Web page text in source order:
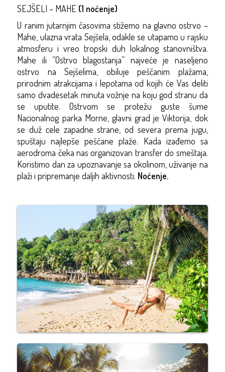
SEJŠELI – MAHE (1 noćenje)
U ranim jutarnjim časovima stižemo na glavno ostrvo –
Mahe, ulazna vrata Sejšela, odakle se utapamo u rajsku
atmosferu i vreo tropski duh lokalnog stanovništva.
Mahe ili ’’Ostrvo blagostanja’’ najveće je naseljeno
ostrvo na Sejšelima, obiluje peščanim plažama,
prirodnim atrakcijama i lepotama od kojih će Vas deliti
samo dvadesetak minuta vožnje na koju god stranu da
se uputite. Ostrvom se protežu guste šume
Nacionalnog parka Morne, glavni grad je Viktorija, dok
se duž cele zapadne strane, od severa prema jugu,
spuštaju najlepše peščane plaže. Kada izađemo sa
aerodroma čeka nas organizovan transfer do smeštaja.
Koristimo dan za upoznavanje sa okolinom, uživanje na
plaži i pripremanje daljih aktivnosti. Noćenje.